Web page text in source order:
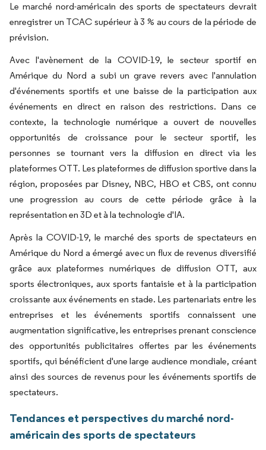
Le marché nord-américain des sports de spectateurs devrait
enregistrer un TCAC supérieur à 3 % au cours de la période de
prévision.
Avec l'avènement de la COVID-19, le secteur sportif en
Amérique du Nord a subi un grave revers avec l'annulation
d'événements sportifs et une baisse de la participation aux
événements en direct en raison des restrictions. Dans ce
contexte, la technologie numérique a ouvert de nouvelles
opportunités de croissance pour le secteur sportif, les
personnes se tournant vers la diffusion en direct via les
plateformes OTT. Les plateformes de diffusion sportive dans la
région, proposées par Disney, NBC, HBO et CBS, ont connu
une progression au cours de cette période grâce à la
représentation en 3D et à la technologie d'IA.
Après la COVID-19, le marché des sports de spectateurs en
Amérique du Nord a émergé avec un flux de revenus diversifié
grâce aux plateformes numériques de diffusion OTT, aux
sports électroniques, aux sports fantaisie et à la participation
croissante aux événements en stade. Les partenariats entre les
entreprises et les événements sportifs connaissent une
augmentation significative, les entreprises prenant conscience
des opportunités publicitaires offertes par les événements
sportifs, qui bénéficient d'une large audience mondiale, créant
ainsi des sources de revenus pour les événements sportifs de
spectateurs.
Tendances et perspectives du marché nord-
américain des sports de spectateurs